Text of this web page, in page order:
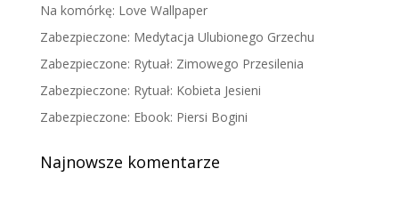
Na komórkę: Love Wallpaper
Zabezpieczone: Medytacja Ulubionego Grzechu
Zabezpieczone: Rytuał: Zimowego Przesilenia
Zabezpieczone: Rytuał: Kobieta Jesieni
Zabezpieczone: Ebook: Piersi Bogini
Najnowsze komentarze